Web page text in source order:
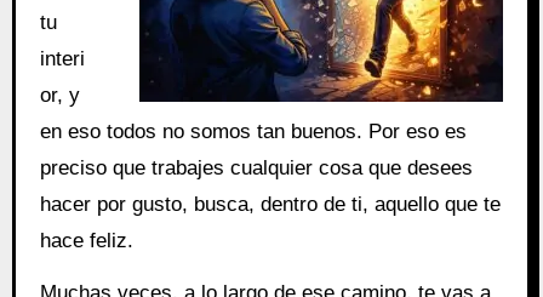
tu
interi
or, y
en eso todos no somos tan buenos. Por eso es
preciso que trabajes cualquier cosa que desees
hacer por gusto, busca, dentro de ti, aquello que te
hace feliz.